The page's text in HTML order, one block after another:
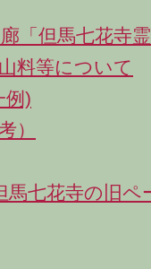
「但馬七花寺霊
料等について
例)
）
馬七花寺の旧ペ